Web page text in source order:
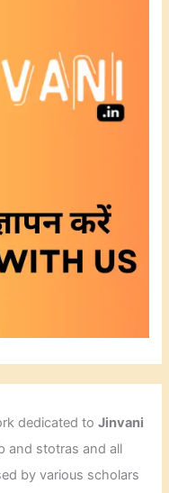
dedicated toJinvani
and stotras and all
by various scholars